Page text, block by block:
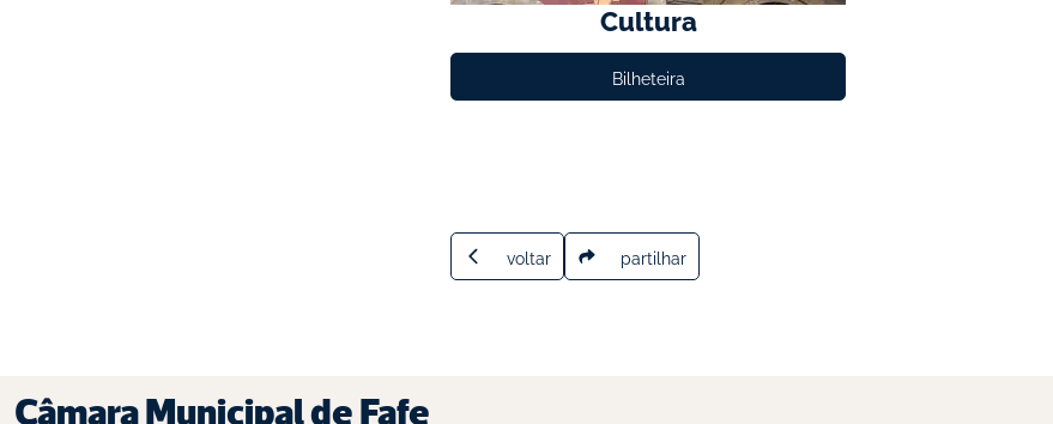
Cultura
Bilheteira
voltar partilhar
Câmara Municipal de Fafe